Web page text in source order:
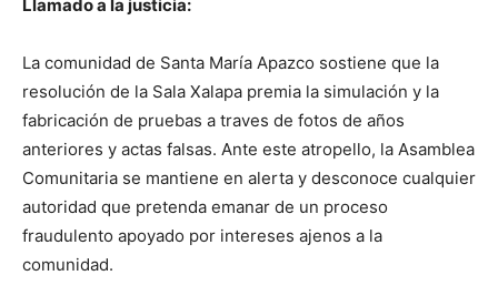
Llamado a la justicia:
La comunidad de Santa María Apazco sostiene que la
resolución de la Sala Xalapa premia la simulación y la
fabricación de pruebas a traves de fotos de años
anteriores y actas falsas. Ante este atropello, la Asamblea
Comunitaria se mantiene en alerta y desconoce cualquier
autoridad que pretenda emanar de un proceso
fraudulento apoyado por intereses ajenos a la
comunidad.